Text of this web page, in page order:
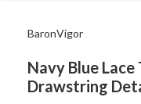
BaronVigor
Navy Blue
Drawstring